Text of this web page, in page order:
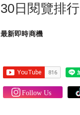
30日閱覽排行
最新即時商機